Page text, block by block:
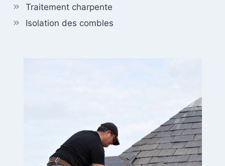
Traitement charpente
Isolation des combles